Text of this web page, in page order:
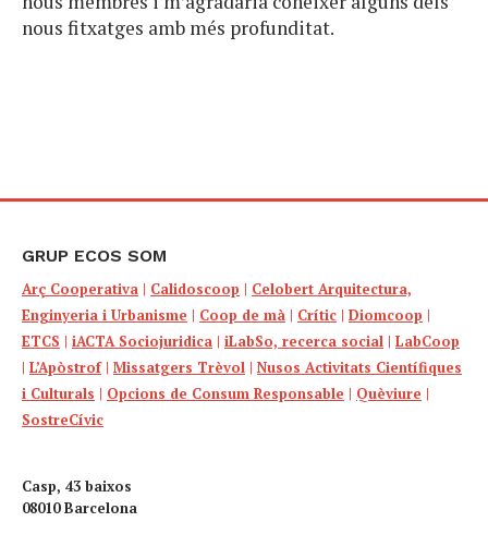
nous fitxatges amb més profunditat.
GRUP ECOS SOM
Arç Cooperativa | Calidoscoop | Celobert Arquitectura,
Enginyeria i Urbanisme | Coop de mà | Crític | Diomcoop |
ETCS | iACTA Sociojuridica | iLabSo, recerca social | LabCoop
| L’Apòstrof| Missatgers Trèvol | Nusos Activitats Científiques
i Culturals | Opcions de Consum Responsable | Quèviure |
SostreCívic
Casp, 43 baixos
08010 Barcelona